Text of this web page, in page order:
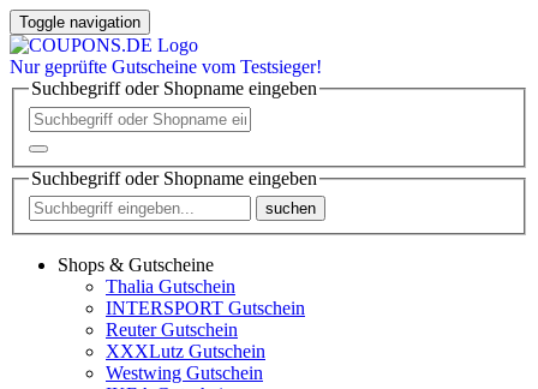
Toggle navigation
Nur geprüfte Gutscheine vom Testsieger!
Suchbegriff oder Shopname eingeben
Suchbegriff oder Shopname eingeben
suchen
Shops & Gutscheine
Thalia Gutschein
INTERSPORT Gutschein
Reuter Gutschein
XXXLutz Gutschein
Westwing Gutschein